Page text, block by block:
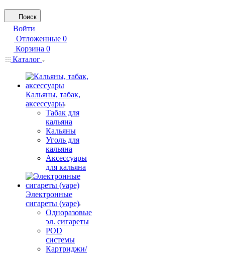
Поиск
Войти
Отложенные 0
Корзина 0
Каталог
Кальяны, табак,
аксессуары
Табак для
кальяна
Кальяны
Уголь для
кальяна
Аксессуары
для кальяна
Электронные
сигареты (vape)
Одноразовые
эл. сигареты
POD
системы
Картриджи/